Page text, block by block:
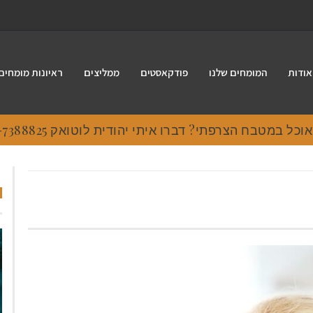
אודות המומחים שלנו פודקאסטים ממליצים ראיונות
במטבח הצרפתי? דברו איתי יהודית לוטואק 054-7388825.